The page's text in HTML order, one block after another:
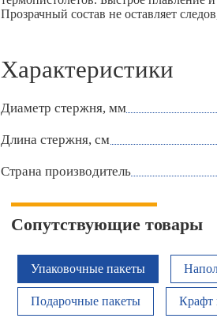
Прозрачный состав не оставляет
Характеристики
Диаметр стержня, мм
Длина стержня, см
Страна производитель
Сопутствующие товары
Упаковочные пакеты
Подарочные пакеты Крафт